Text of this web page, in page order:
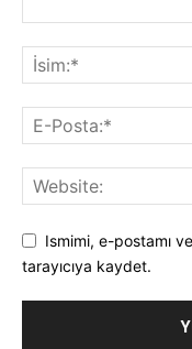
Ismimi, e-postamı
tarayıcıya kaydet.